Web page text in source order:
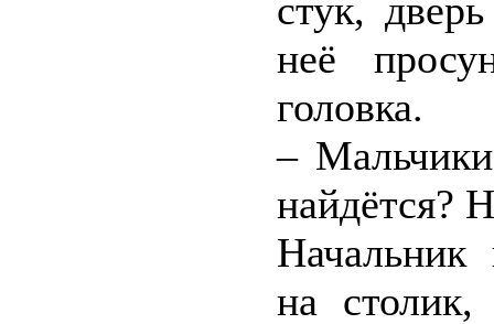
стук,
неё
головка.
–
найдётся?
на